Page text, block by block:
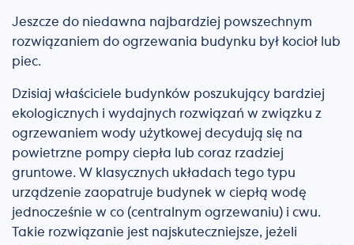
Jeszcze do niedawna najbardziej powszechnym
rozwiązaniem do ogrzewania budynku był kocioł lub
piec.
Dzisiaj właściciele budynków poszukujący bardziej
ekologicznych i wydajnych rozwiązań w związku z
ogrzewaniem wody użytkowej decydują się na
powietrzne pompy ciepła lub coraz rzadziej
gruntowe. W klasycznych układach tego typu
urządzenie zaopatruje budynek w ciepłą wodę
jednocześnie w co (centralnym ogrzewaniu) i cwu.
Takie rozwiązanie jest najskuteczniejsze, jeżeli